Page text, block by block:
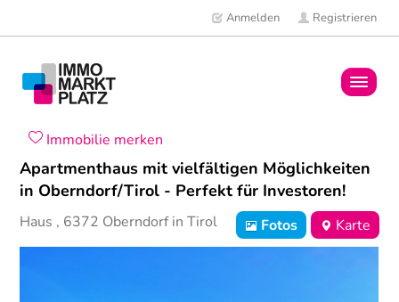
Anmelden Registrieren
Immobilien
Mitglieder
Immobilie merken
Apartmenthaus mit vielfältigen Möglichkeiten
in Oberndorf/Tirol - Perfekt für Investoren!
Haus , 6372 Oberndorf in Tirol Fotos Karte